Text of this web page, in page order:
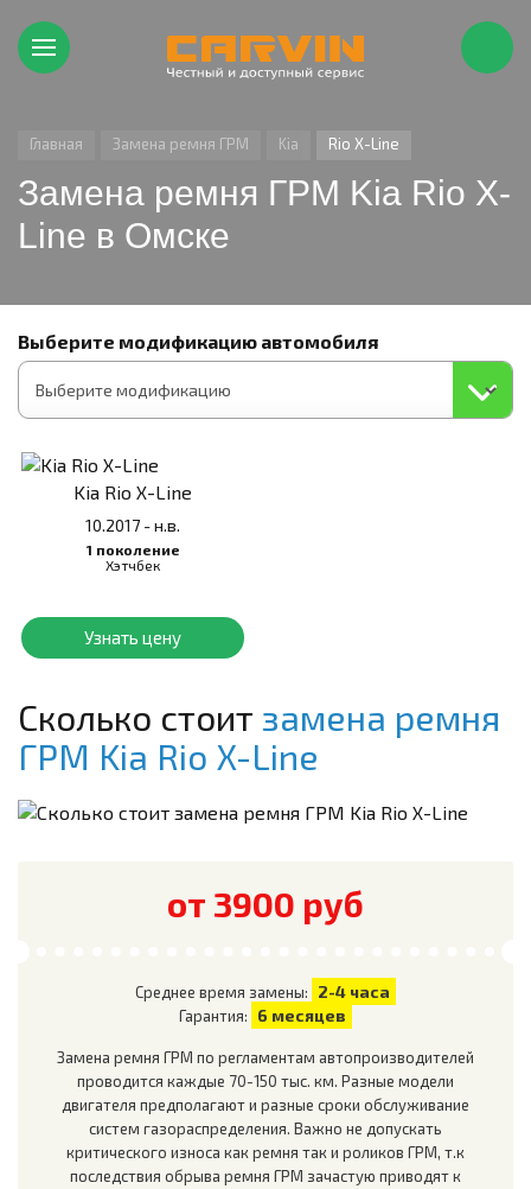
Главная Замена ремня ГРМ Kia Rio X-Line
Замена ремня ГРМ Kia Rio X-
Line в Омске
Выберите модификацию автомобиля
Kia Rio X-Line
10.2017 - н.в.
1 поколение
Хэтчбек
Узнать цену
Сколько стоит замена ремня
ГРМ Kia Rio X-Line
от 3900 руб
Среднее время замены: 2-4 часа
Гарантия: 6 месяцев
Замена ремня ГРМ по регламентам автопроизводителей
проводится каждые 70-150 тыс. км. Разные модели
двигателя предполагают и разные сроки обслуживание
систем газораспределения. Важно не допускать
критического износа как ремня так и роликов ГРМ, т.к
последствия обрыва ремня ГРМ зачастую приводят к